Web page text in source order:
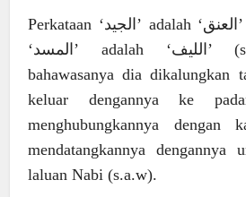
Perkataan ‘الجيد’ adalah ‘العنق’ (Leher). Perkataan
‘المسد’ adalah ‘الليف’ (sabut); bermakna:
bahawasanya dia dikalungkan
keluar dengannya ke
menghubungkannya
mendatangkannya dengannya
laluan Nabi (s.a.w).